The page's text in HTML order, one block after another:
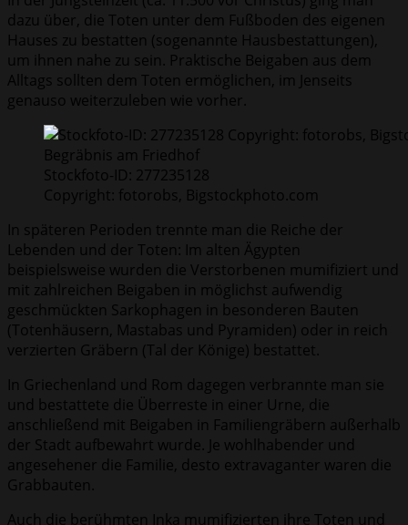
dazu über, die Toten unter dem Fußboden des eigenen
Hauses zu bestatten (sogenannte Hausbestattungen),
um ihnen nahe zu sein. Praktische Beigaben aus dem
Alltags sollten dem Toten ermöglichen, im Jenseits
genauso weiterzuleben wie vorher.
Begräbnis am Friedhof
Stockfoto-ID: 277235128
Copyright: fotorobs, Bigstockphoto.com
In späteren Perioden trennte man die Reiche der
Lebenden und der Toten: Im alten Ägypten
beispielsweise wurden die Verstorbenen mumifiziert und
mit zahlreichen Beigaben in möglichst aufwendig
geschmückten Sarkophagen in besonderen Bauten
(Totenhäusern, Mastabas und Pyramiden) oder in reich
verzierten Gräbern (Tal der Könige) bestattet.
In Griechenland und Rom dagegen verbrannte man sie
und bestattete die Überreste in einer Urne, die
anschließend mit Beigaben in Familiengräbern außerhalb
der Stadt aufbewahrt wurde. Je wohlhabender und
angesehener die Familie, desto extravaganter waren die
Grabbauten.
Auch die berühmten Inka mumifizierten ihre Toten und